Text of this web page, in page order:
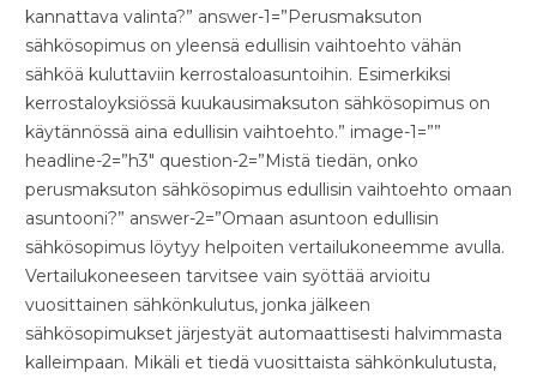
kannattava valinta?” answer-1=”Perusmaksuton
sähkösopimus on yleensä edullisin vaihtoehto vähän
sähköä kuluttaviin kerrostaloasuntoihin. Esimerkiksi
kerrostaloyksiössä kuukausimaksuton sähkösopimus on
käytännössä aina edullisin vaihtoehto.” image-1=””
headline-2=”h3″ question-2=”Mistä tiedän, onko
perusmaksuton sähkösopimus edullisin vaihtoehto omaan
asuntooni?” answer-2=”Omaan asuntoon edullisin
sähkösopimus löytyy helpoiten vertailukoneemme avulla.
Vertailukoneeseen tarvitsee vain syöttää arvioitu
vuosittainen sähkönkulutus, jonka jälkeen
sähkösopimukset järjestyät automaattisesti halvimmasta
kalleimpaan. Mikäli et tiedä vuosittaista sähkönkulutusta,